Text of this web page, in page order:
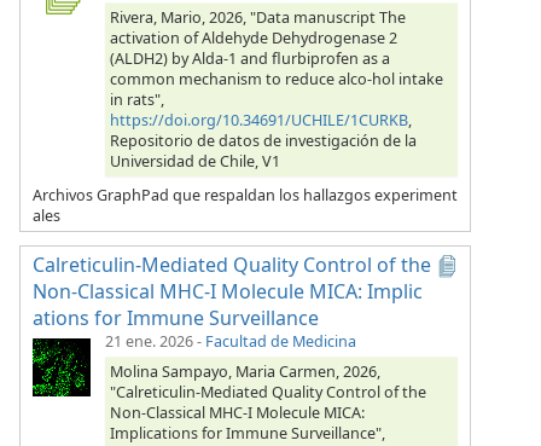
Rivera, Mario, 2026, "Data manuscript The
activation of Aldehyde Dehydrogenase 2
(ALDH2) by Alda-1 and flurbiprofen as a
common mechanism to reduce alco-hol intake
in rats",
https://doi.org/10.34691/UCHILE/1CURKB,
Repositorio de datos de investigación de la
Universidad de Chile, V1
Archivos GraphPad que respaldan los hallazgos experiment
ales
Calreticulin-Mediated Quality Control of the
Non-Classical MHC-I Molecule MICA: Implic
ations for Immune Surveillance
21 ene. 2026- Facultad de Medicina
Molina Sampayo, Maria Carmen, 2026,
"Calreticulin-Mediated Quality Control of the
Non-Classical MHC-I Molecule MICA:
Implications for Immune Surveillance",